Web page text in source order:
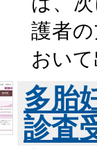
護者
おい
多胎
診査